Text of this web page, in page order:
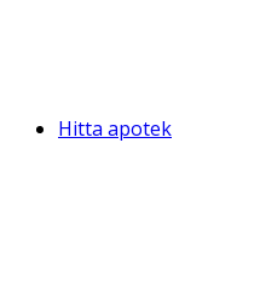
Hitta apotek